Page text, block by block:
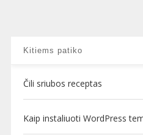
Kitiems patiko
Čili sriubos receptas
Kaip instaliuoti WordPress